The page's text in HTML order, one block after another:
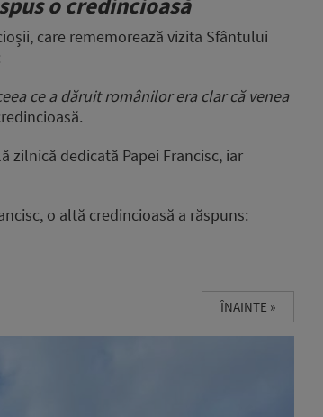
care rememorează vizita Sfântului
ce a dăruit românilor era clar că venea
zilnică dedicată Papei Francisc, iar
o altă credincioasă a răspuns:
ÎNAINTE »